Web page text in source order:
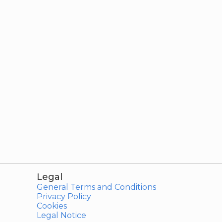
Legal
General Terms and Conditions
Privacy Policy
Cookies
Legal Notice